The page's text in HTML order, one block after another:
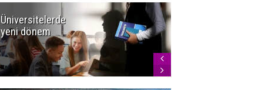
Üniversitelerde
yeni dönem